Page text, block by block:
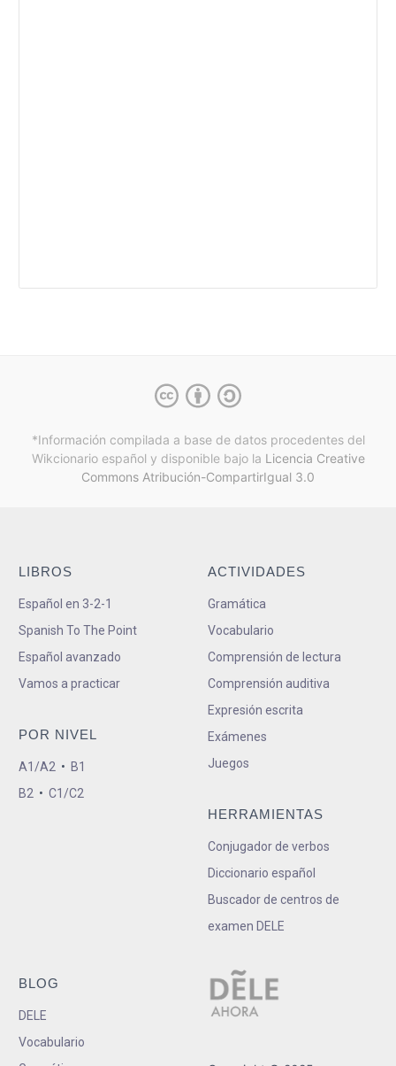
*Información compilada a base de datos procedentes del
Wikcionario español y disponible bajo la Licencia Creative
Commons Atribución-CompartirIgual 3.0
LIBROS
Español en 3-2-1
Spanish To The Point
Español avanzado
Vamos a practicar
POR NIVEL
A1/A2 • B1
B2 • C1/C2
ACTIVIDADES
Gramática
Vocabulario
Comprensión de lectura
Comprensión auditiva
Expresión escrita
Exámenes
Juegos
HERRAMIENTAS
Conjugador de verbos
Diccionario español
Buscador de centros de
examen DELE
BLOG
DELE
Vocabulario